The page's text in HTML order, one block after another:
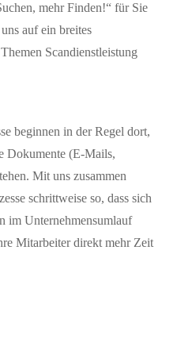
mehr Finden!“ für Sie
auf ein breites
Scandienstleistung
beginnen in der Regel dort,
Dokumente (E-Mails,
Mit uns zusammen
schrittweise so, dass sich
im Unternehmensumlauf
Mitarbeiter direkt mehr Zeit